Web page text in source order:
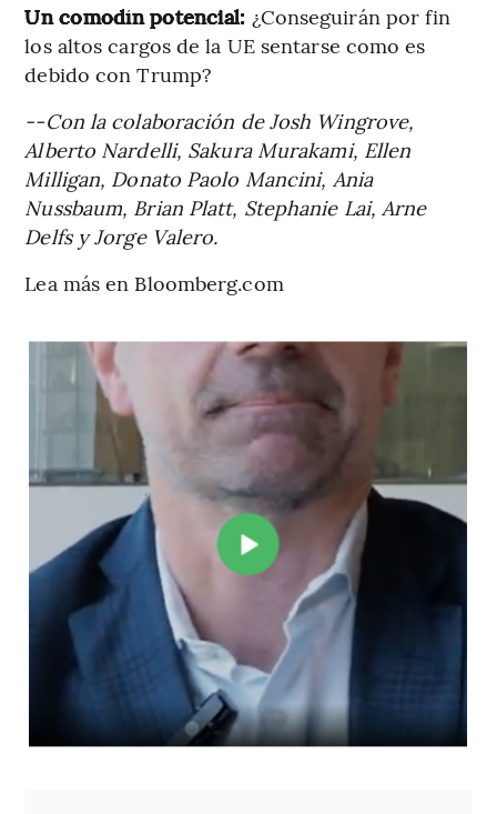
Un comodín potencial: ¿Conseguirán por fin
los altos cargos de la UE sentarse como es
debido con Trump?
--Con la colaboración de Josh Wingrove,
Alberto Nardelli, Sakura Murakami, Ellen
Milligan, Donato Paolo Mancini, Ania
Nussbaum, Brian Platt, Stephanie Lai, Arne
Delfs y Jorge Valero.
Lea más en Bloomberg.com